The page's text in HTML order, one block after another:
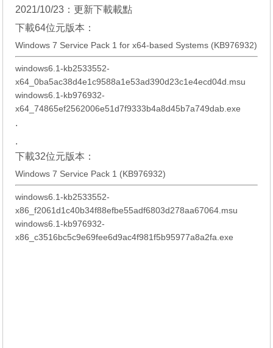
2021/10/23：更新下載載點
下載64位元版本：
Windows 7 Service Pack 1 for x64-based Systems (KB976932)
windows6.1-kb2533552-
x64_0ba5ac38d4e1c9588a1e53ad390d23c1e4ecd04d.msu
windows6.1-kb976932-
x64_74865ef2562006e51d7f9333b4a8d45b7a749dab.exe
.
.
下載32位元版本：
Windows 7 Service Pack 1 (KB976932)
windows6.1-kb2533552-
x86_f2061d1c40b34f88efbe55adf6803d278aa67064.msu
windows6.1-kb976932-
x86_c3516bc5c9e69fee6d9ac4f981f5b95977a8a2fa.exe